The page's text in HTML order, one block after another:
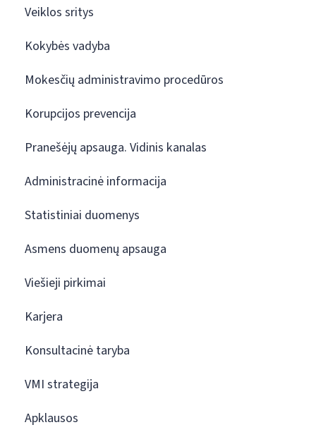
Veiklos sritys
Kokybės vadyba
Mokesčių administravimo procedūros
Korupcijos prevencija
Pranešėjų apsauga. Vidinis kanalas
Administracinė informacija
Statistiniai duomenys
Asmens duomenų apsauga
Viešieji pirkimai
Karjera
Konsultacinė taryba
VMI strategija
Apklausos